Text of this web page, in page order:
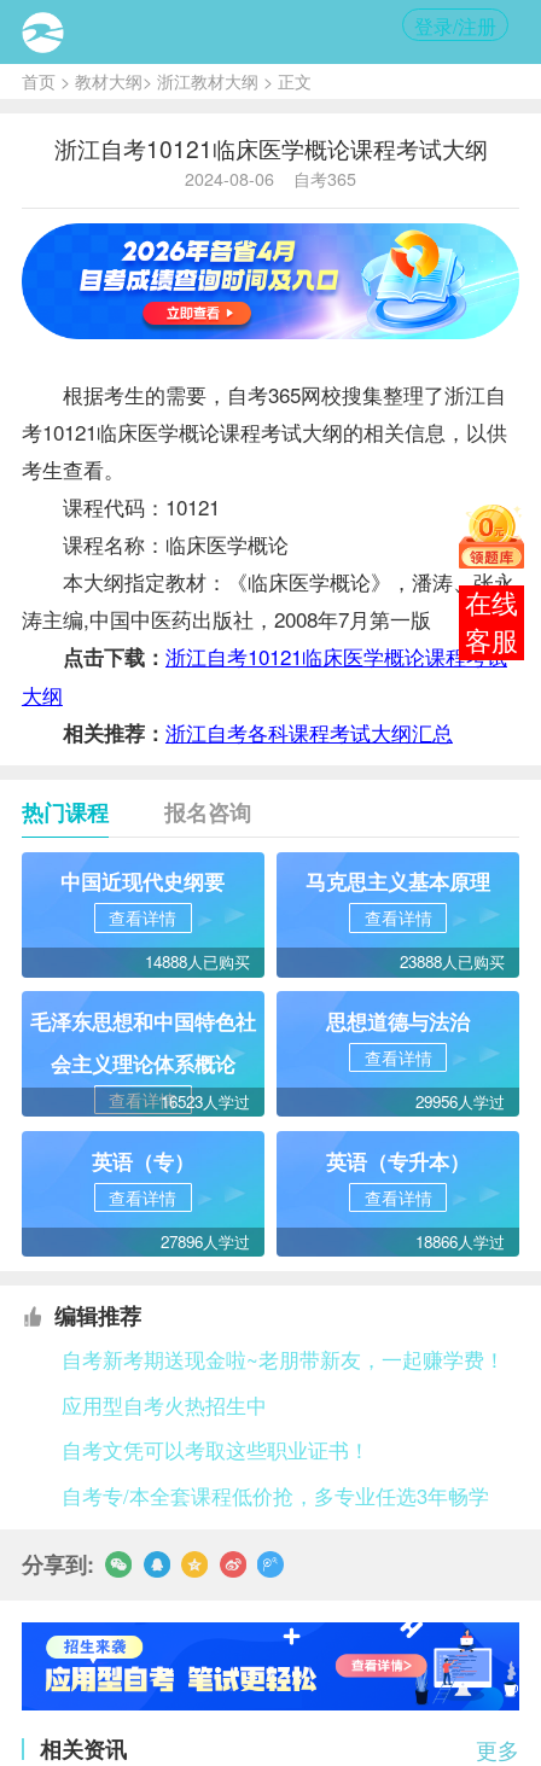
登录/注册
首页> 教材大纲> 浙江教材大纲 > 正文
浙江自考10121临床医学概论课程考试大纲
2024-08-06 自考365
根据考生的需要，自考365网校搜集整理了浙江自
考10121临床医学概论课程考试大纲的相关信息，以供
考生查看。
课程代码：10121
课程名称：临床医学概论
本大纲指定教材：《临床医学概论》，潘涛、张永
涛主编,中国中医药出版社，2008年7月第一版
点击下载： 浙江自考10121临床医学概论课程考试
大纲
相关推荐： 浙江自考各科课程考试大纲汇总
热门课程 报名咨询
中国近现代史纲要
查看详情
14888人已购买
马克思主义基本原理
查看详情
23888人已购买
毛泽东思想和中国特色社
会主义理论体系概论
查看详情16523人学过
思想道德与法治
查看详情
29956人学过
英语（专）
查看详情
27896人学过
英语（专升本）
查看详情
18866人学过
编辑推荐
自考新考期送现金啦~老朋带新友，一起赚学费！
应用型自考火热招生中
自考文凭可以考取这些职业证书！
自考专/本全套课程低价抢，多专业任选3年畅学
分享到:
更多
相关资讯
在线
客服